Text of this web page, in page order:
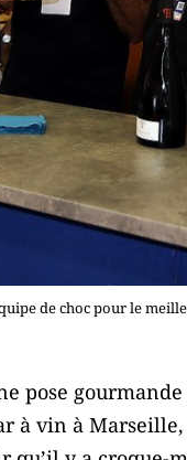
de choc pour le
pose
à vin à